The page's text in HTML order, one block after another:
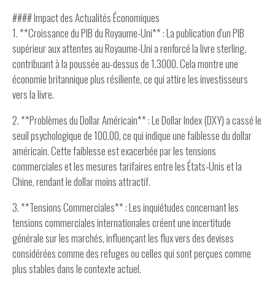
#### Impact des Actualités Économiques
1. **Croissance du PIB du Royaume-Uni** : La publication d'un PIB
supérieur aux attentes au Royaume-Uni a renforcé la livre sterling,
contribuant à la poussée au-dessus de 1.3000. Cela montre une
économie britannique plus résiliente, ce qui attire les investisseurs
vers la livre.
2. **Problèmes du Dollar Américain** : Le Dollar Index (DXY) a cassé le
seuil psychologique de 100.00, ce qui indique une faiblesse du dollar
américain. Cette faiblesse est exacerbée par les tensions
commerciales et les mesures tarifaires entre les États-Unis et la
Chine, rendant le dollar moins attractif.
3. **Tensions Commerciales** : Les inquiétudes concernant les
tensions commerciales internationales créent une incertitude
générale sur les marchés, influençant les flux vers des devises
considérées comme des refuges ou celles qui sont perçues comme
plus stables dans le contexte actuel.